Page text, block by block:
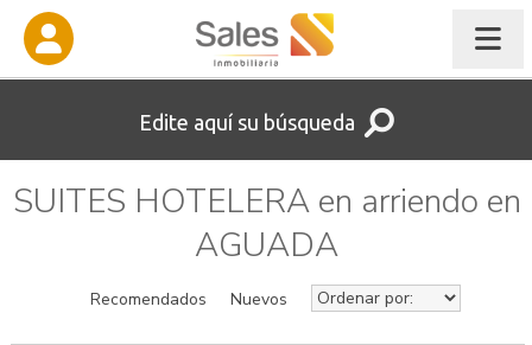
Edite aquí su búsqueda
SUITES HOTELERA en arriendo en
AGUADA
Recomendados Nuevos